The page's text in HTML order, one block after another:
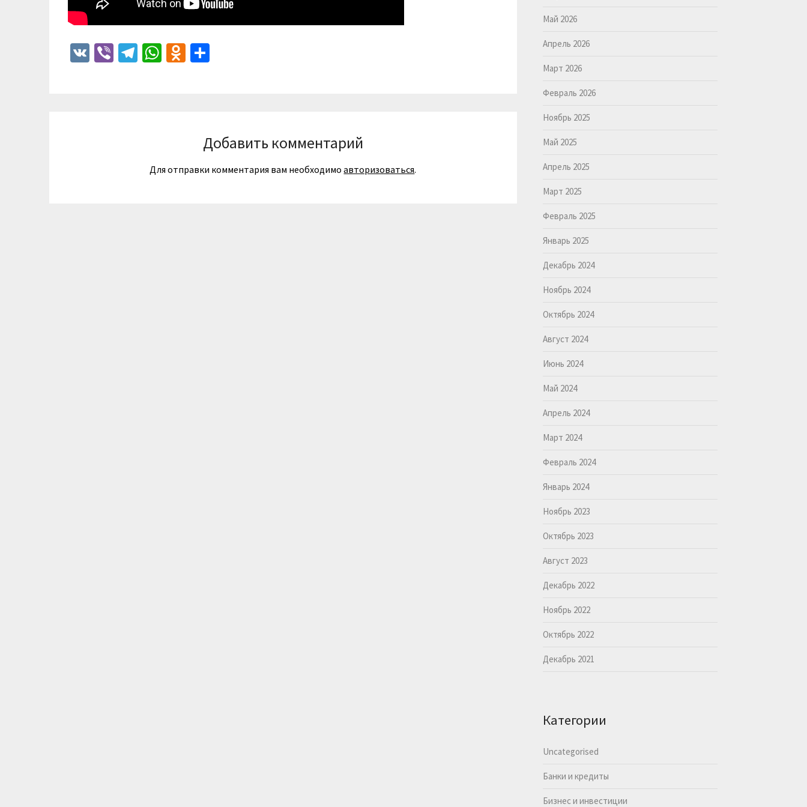
VK ViberTelegram
WhatsApp
Odnoklassniki
Добавить комментарий
Для отправки комментария вам необходимоавторизоваться.
Май 2026
Апрель 2026
Март 2026
Февраль 2026
Ноябрь 2025
Май 2025
Апрель 2025
Март 2025
Февраль 2025
Январь 2025
Декабрь 2024
Ноябрь 2024
Октябрь 2024
Август 2024
Июнь 2024
Май 2024
Апрель 2024
Март 2024
Февраль 2024
Январь 2024
Ноябрь 2023
Октябрь 2023
Август 2023
Декабрь 2022
Ноябрь 2022
Октябрь 2022
Декабрь 2021
Категории
Uncategorised
Банки и кредиты
Бизнес и инвестиции